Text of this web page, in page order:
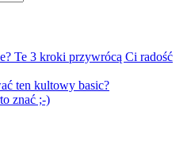
Te 3 kroki przywrócą Ci radość
ten kultowy basic?
znać ;-)